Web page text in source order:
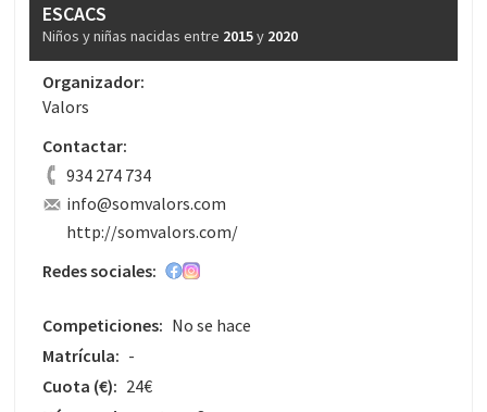
ESCACS
Niños y niñas nacidas entre 2015y 2020
Organizador:
Valors
Contactar:
934 274 734
info@somvalors.com
http://somvalors.com/
Redes sociales:
Competiciones: No se hace
Matrícula: -
Cuota (€): 24€